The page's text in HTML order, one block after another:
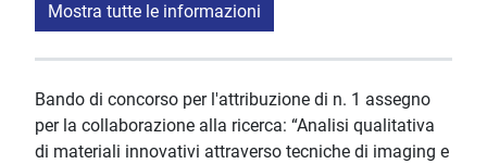
Mostra tutte le informazioni
Bando di concorso per l'attribuzione di n. 1 assegno
per la collaborazione alla ricerca: “Analisi qualitativa
di materiali innovativi attraverso tecniche di imaging e